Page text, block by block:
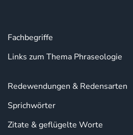
Fachbegriffe
Links zum Thema Phraseologie
Redewendungen & Redensarten
Sprichwörter
Zitate & geflügelte Worte